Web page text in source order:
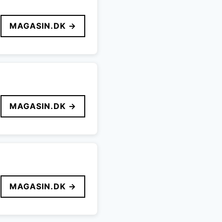
MAGASIN.DK →
MAGASIN.DK →
MAGASIN.DK →